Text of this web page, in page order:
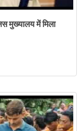
मुख्यालय में मिला